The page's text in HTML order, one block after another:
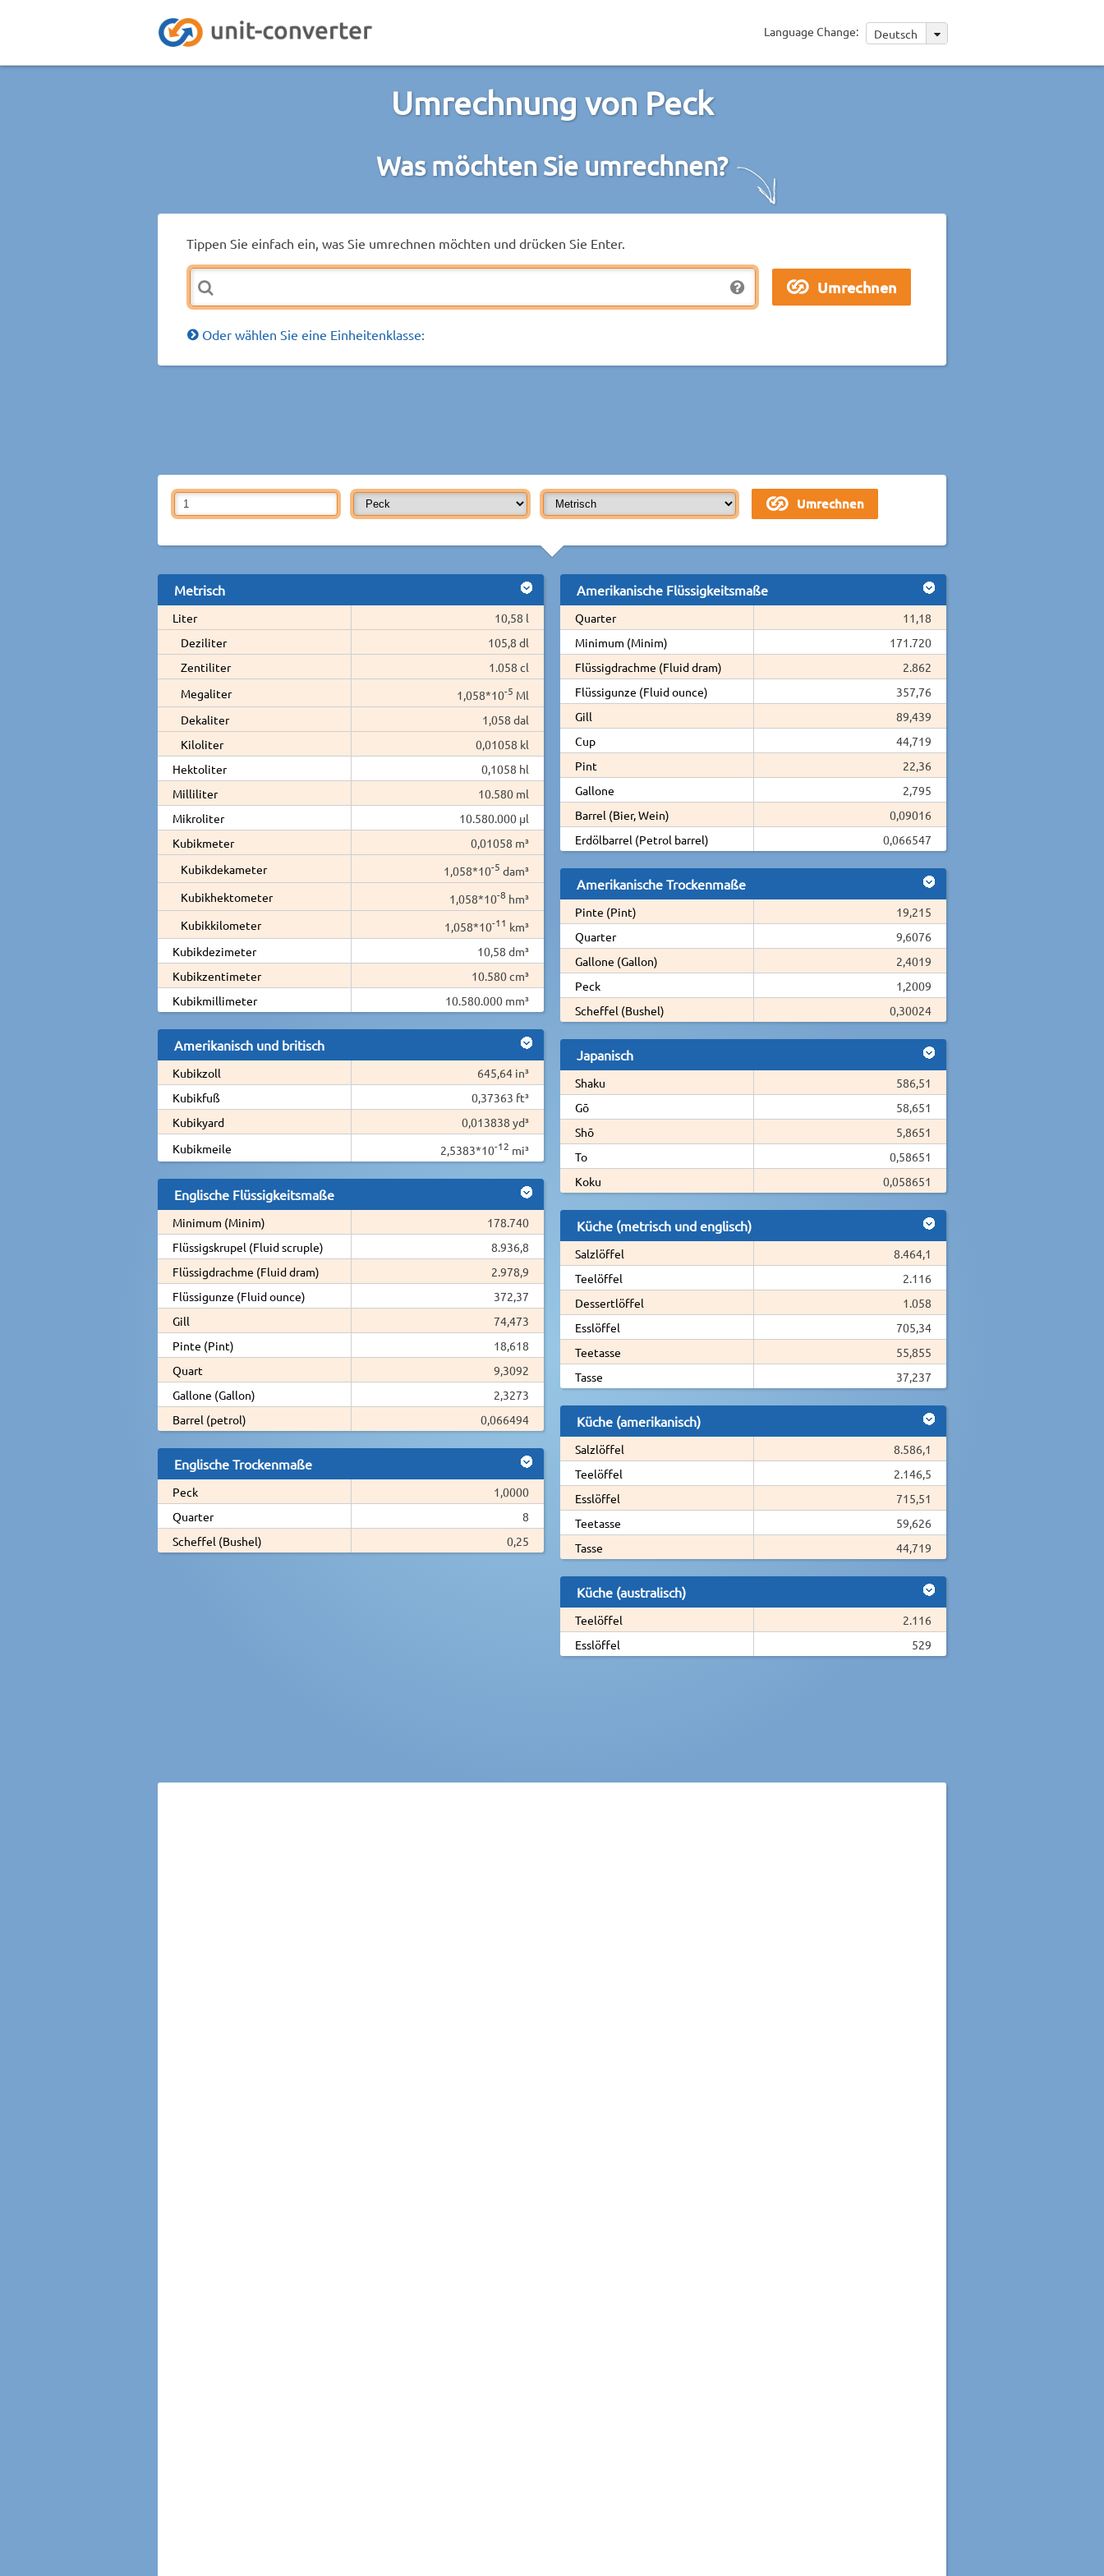
Language Change: Deutsch
Umrechnung von Peck
Was möchten Sie umrechnen?
Tippen Sie einfach ein, was Sie umrechnen möchten und drücken Sie Enter.
Oder wählen Sie eine Einheitenklasse:
Metrisch
Liter
10,58 l
Deziliter
105,8 dl
Zentiliter
1.058 cl
Megaliter
1,058*10-5 Ml
Dekaliter
1,058 dal
Kiloliter
0,01058 kl
Hektoliter
0,1058 hl
Milliliter
10.580 ml
Mikroliter
10.580.000 µl
Kubikmeter
0,01058 m³
Kubikdekameter
1,058*10-5 dam³
Kubikhektometer
1,058*10-8 hm³
Kubikkilometer
1,058*10-11 km³
Kubikdezimeter
10,58 dm³
Kubikzentimeter
10.580 cm³
Kubikmillimeter
10.580.000 mm³
Amerikanisch und britisch
Kubikzoll
645,64 in³
Kubikfuß
0,37363 ft³
Kubikyard
0,013838 yd³
Kubikmeile
2,5383*10-12 mi³
Englische Flüssigkeitsmaße
Minimum (Minim)
178.740
Flüssigskrupel (Fluid scruple)
8.936,8
Flüssigdrachme (Fluid dram)
2.978,9
Flüssigunze (Fluid ounce)
372,37
Gill
74,473
Pinte (Pint)
18,618
Quart
9,3092
Gallone (Gallon)
2,3273
Barrel (petrol)
0,066494
Englische Trockenmaße
Peck
1,0000
Quarter
8
Scheffel (Bushel)
0,25
Amerikanische Flüssigkeitsmaße
Quarter
11,18
Minimum (Minim)
171.720
Flüssigdrachme (Fluid dram)
2.862
Flüssigunze (Fluid ounce)
357,76
Gill
89,439
Cup
44,719
Pint
22,36
Gallone
2,795
Barrel (Bier, Wein)
0,09016
Erdölbarrel (Petrol barrel)
0,066547
Amerikanische Trockenmaße
Pinte (Pint)
19,215
Quarter
9,6076
Gallone (Gallon)
2,4019
Peck
1,2009
Scheffel (Bushel)
0,30024
Japanisch
Shaku
586,51
Gō
58,651
Shō
5,8651
To
0,58651
Koku
0,058651
Küche (metrisch und englisch)
Salzlöffel
8.464,1
Teelöffel
2.116
Dessertlöffel
1.058
Esslöffel
705,34
Teetasse
55,855
Tasse
37,237
Küche (amerikanisch)
Salzlöffel
8.586,1
Teelöffel
2.146,5
Esslöffel
715,51
Teetasse
59,626
Tasse
44,719
Küche (australisch)
Teelöffel
2.116
Esslöffel
529